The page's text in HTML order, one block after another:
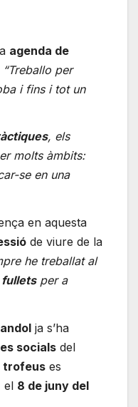
agenda de
“Treballo per
i fins i tot un
, els
molts àmbits:
se en una
en aquesta
de viure de la
he treballat al
fulletsper a
ja s’ha
socials del
trofeus es
el 8 de juny del